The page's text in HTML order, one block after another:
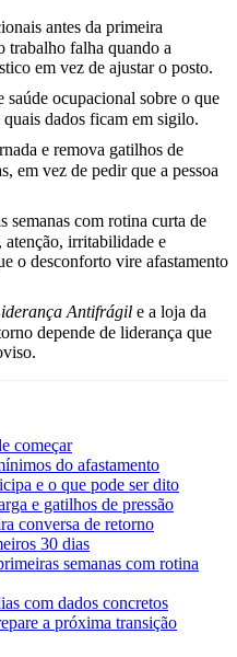
antes da primeira
trabalho falha quando a
em vez de ajustar o posto.
ocupacional sobre o que
dados ficam em sigilo.
e remova gatilhos de
em vez de pedir que a pessoa
semanas com rotina curta de
atenção, irritabilidade e
o desconforto vire afastamento
Antifrágile a loja da
depende de liderança que
começar
do afastamento
e o que pode ser dito
e gatilhos de pressão
conversa de retorno
30 dias
semanas com rotina
com dados concretos
a próxima transição